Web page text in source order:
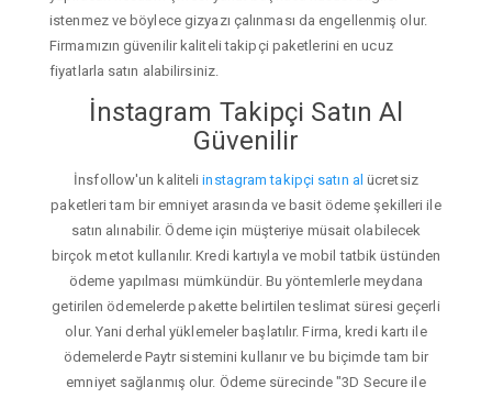
istenmez ve böylece gizyazı çalınması da engellenmiş olur.
Firmamızın güvenilir kaliteli takipçi paketlerini en ucuz
fiyatlarla satın alabilirsiniz.
İnstagram Takipçi Satın Al
Güvenilir
İnsfollow'un kaliteliinstagram takipçi satın al ücretsiz
paketleri tam bir emniyet arasında ve basit ödeme şekilleri ile
satın alınabilir. Ödeme için müşteriye müsait olabilecek
birçok metot kullanılır. Kredi kartıyla ve mobil tatbik üstünden
ödeme yapılması mümkündür. Bu yöntemlerle meydana
getirilen ödemelerde pakette belirtilen teslimat süresi geçerli
olur. Yani derhal yüklemeler başlatılır. Firma, kredi kartı ile
ödemelerde Paytr sistemini kullanır ve bu biçimde tam bir
emniyet sağlanmış olur. Ödeme sürecinde "3D Secure ile